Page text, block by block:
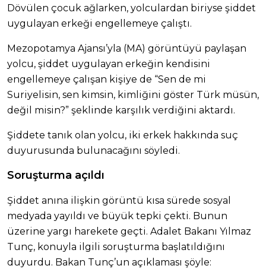
Dövülen çocuk ağlarken, yolculardan biriyse şiddet
uygulayan erkeği engellemeye çalıştı.
Mezopotamya Ajansı’yla (MA) görüntüyü paylaşan
yolcu, şiddet uygulayan erkeğin kendisini
engellemeye çalışan kişiye de “Sen de mi
Suriyelisin, sen kimsin, kimliğini göster Türk müsün,
değil misin?” şeklinde karşılık verdiğini aktardı.
Şiddete tanık olan yolcu, iki erkek hakkında suç
duyurusunda bulunacağını söyledi.
Soruşturma açıldı
Şiddet anına ilişkin görüntü kısa sürede sosyal
medyada yayıldı ve büyük tepki çekti. Bunun
üzerine yargı harekete geçti. Adalet Bakanı Yılmaz
Tunç, konuyla ilgili soruşturma başlatıldığını
duyurdu. Bakan Tunç’un açıklaması şöyle: